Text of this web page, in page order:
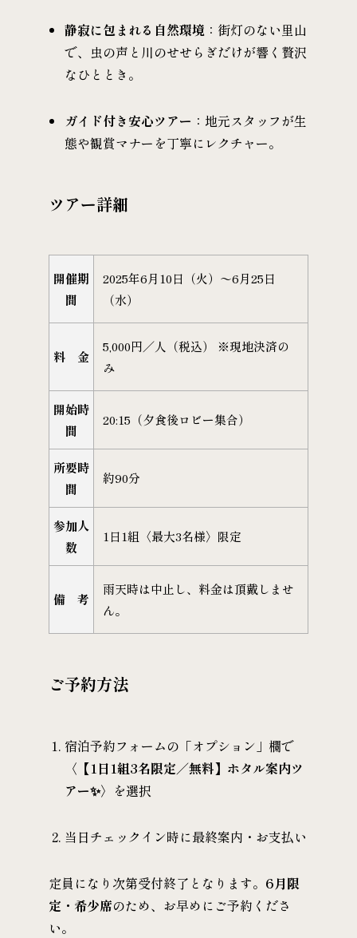
静寂に包まれる自然環境：街灯のない里山
で、虫の声と川のせせらぎだけが響く贅沢
なひととき。
ガイド付き安心ツアー ：地元スタッフが生
態や観賞マナーを丁寧にレクチャー。
ツアー詳細
開催期
間
2025年6月10日（火）〜6月25日
（水）
料 金
5,000円／人（税込） ※現地決済の
み
開始時
間
20:15（夕食後ロビー集合）
所要時
間
約90分
参加人
数
1日1組〈最大3名様〉限定
備 考
雨天時は中止し、料金は頂戴しませ
ん。
ご予約方法
宿泊予約フォームの「オプション」欄で
〈 【1日1組3名限定／無料】ホタル案内ツ
アー✨〉を選択
当日チェックイン時に最終案内・お支払い
定員になり次第受付終了となります。 6月限
定・希少席のため、お早めにご予約くださ
い。